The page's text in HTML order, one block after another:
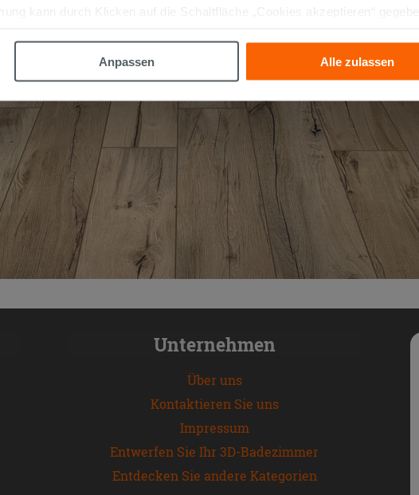
kann durch Klicken auf die Schaltfläche „Cookies akzeptieren“ gegeben
Anpassen
Alle zulassen
Unternehmen
Über uns
Kontaktieren Sie uns
Impressum
Entwerfen Sie Ihr 3D-Badezimmer
Entdecken Sie andere Kategorien